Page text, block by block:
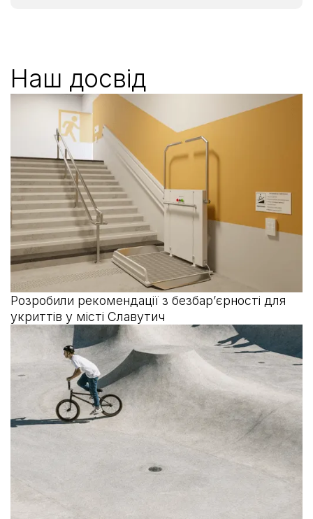
Наш досвід
Розробили рекомендації з безбарʼєрності для
укриттів у місті Славутич